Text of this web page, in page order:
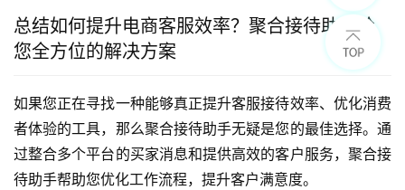
总结如何提升电商客服效率？聚合接待助手给
您全方位的解决方案
如果您正在寻找一种能够真正提升客服接待效率、优化消费
者体验的工具，那么聚合接待助手无疑是您的最佳选择。通
过整合多个平台的买家消息和提供高效的客户服务，聚合接
待助手帮助您优化工作流程，提升客户满意度。